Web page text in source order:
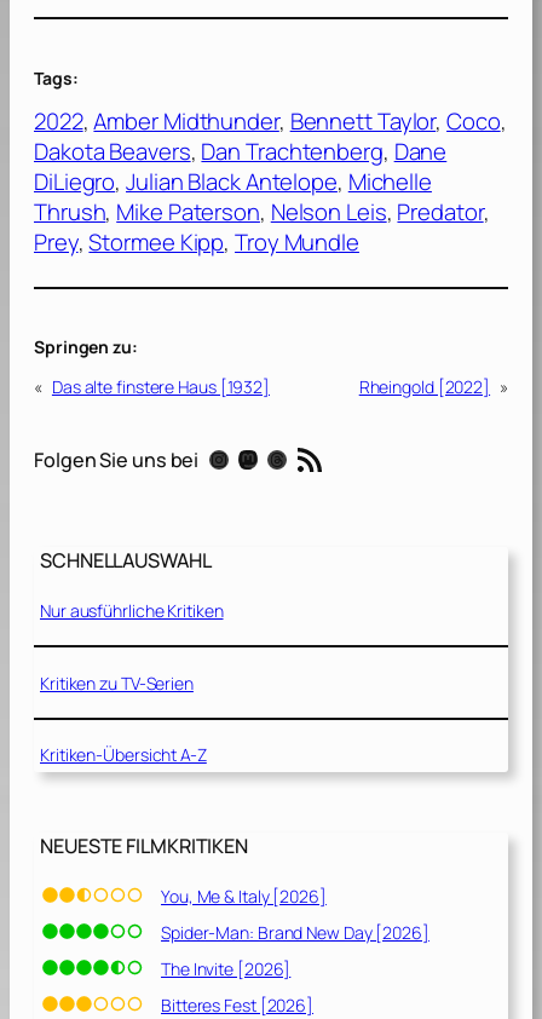
Tags:
2022, Amber Midthunder, Bennett Taylor, Coco
Dakota Beavers, Dan Trachtenberg, Dane
DiLiegro, Julian Black Antelope, Michelle
Thrush, Mike Paterson, Nelson Leis, Predator
Prey, Stormee Kipp, Troy Mundle
Springen zu:
« Das alte finstere Haus [1932] Rheingold [2022] »
Folgen Sie uns bei Instagram Mastodon Threads RSS-Feed
SCHNELLAUSWAHL
Nur ausführliche Kritiken
Kritiken zu TV-Serien
Kritiken-Übersicht A-Z
NEUESTE FILMKRITIKEN
You, Me & Italy [2026]
Spider-Man: Brand New Day [2026]
The Invite [2026]
Bitteres Fest [2026]